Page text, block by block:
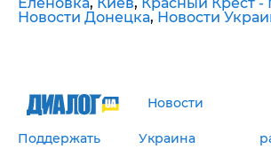
Новости Донецка, Новости
Новости
Поддержать Украина